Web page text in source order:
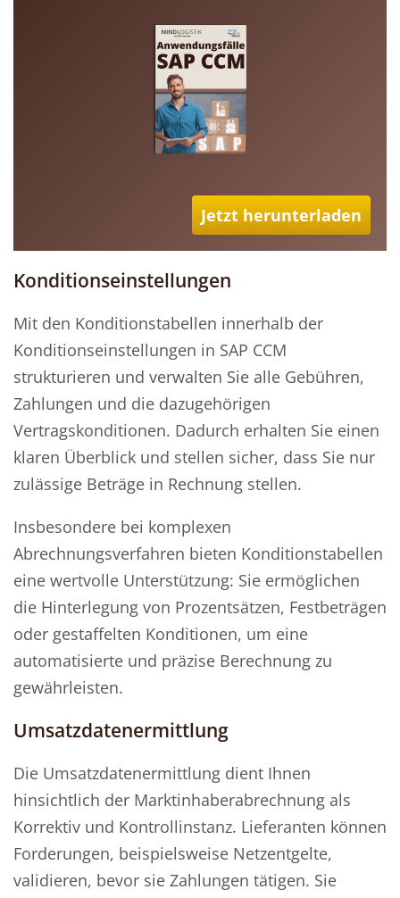
Jetzt herunterladen
Konditionseinstellungen
Mit den Konditionstabellen innerhalb der
Konditionseinstellungen in SAP CCM
strukturieren und verwalten Sie alle Gebühren,
Zahlungen und die dazugehörigen
Vertragskonditionen. Dadurch erhalten Sie einen
klaren Überblick und stellen sicher, dass Sie nur
zulässige Beträge in Rechnung stellen.
Insbesondere bei komplexen
Abrechnungsverfahren bieten Konditionstabellen
eine wertvolle Unterstützung: Sie ermöglichen
die Hinterlegung von Prozentsätzen, Festbeträgen
oder gestaffelten Konditionen, um eine
automatisierte und präzise Berechnung zu
gewährleisten.
Umsatzdatenermittlung
Die Umsatzdatenermittlung dient Ihnen
hinsichtlich der Marktinhaberabrechnung als
Korrektiv und Kontrollinstanz. Lieferanten können
Forderungen, beispielsweise Netzentgelte,
validieren, bevor sie Zahlungen tätigen. Sie